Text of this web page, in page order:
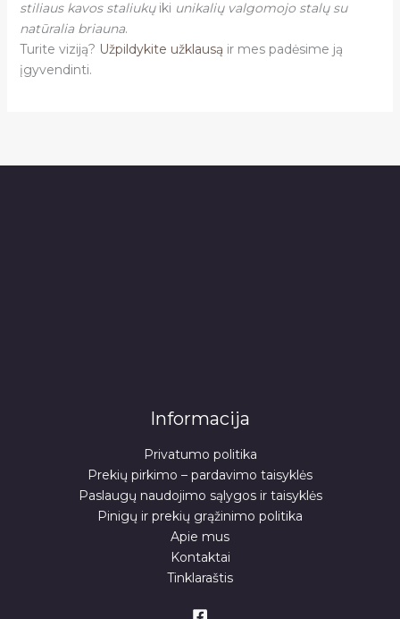
stiliaus kavos staliukųiki unikalių valgomojo stalų su
natūralia briauna.
Turite viziją? Užpildykite užklausą ir mes padėsime ją
įgyvendinti.
Informacija
Privatumo politika
Prekių pirkimo – pardavimo taisyklės
Paslaugų naudojimo sąlygos ir taisyklės
Pinigų ir prekių grąžinimo politika
Apie mus
Kontaktai
Tinklaraštis